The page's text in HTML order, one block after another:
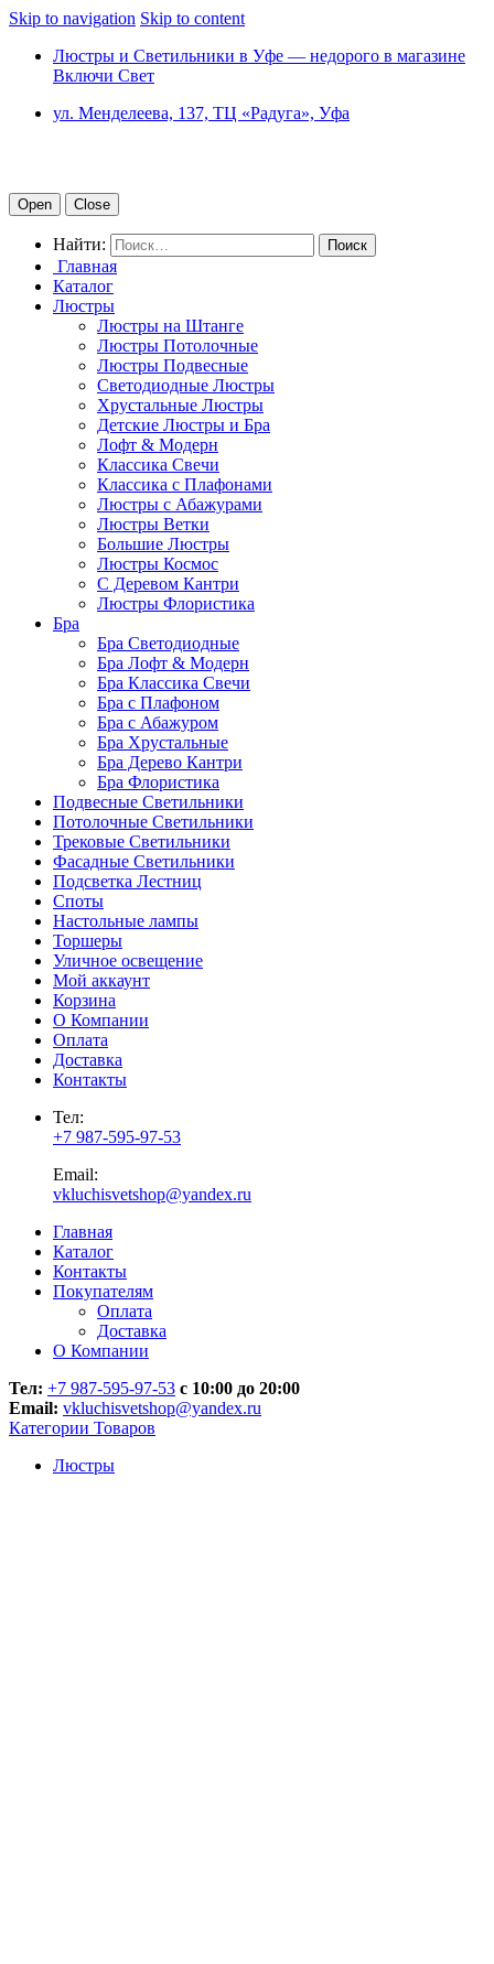
Skip to navigation Skip to content
Люстры и Светильники в Уфе — недорого в магазине
Включи Свет
ул. Менделеева, 137, ТЦ «Радуга», Уфа
Open Close
Найти:
Главная
Каталог
Люстры
Люстры на Штанге
Люстры Потолочные
Люстры Подвесные
Светодиодные Люстры
Хрустальные Люстры
Детские Люстры и Бра
Лофт & Модерн
Классика Свечи
Классика с Плафонами
Люстры с Абажурами
Люстры Ветки
Большие Люстры
Люстры Космос
С Деревом Кантри
Люстры Флористика
Бра
Бра Светодиодные
Бра Лофт & Модерн
Бра Классика Свечи
Бра с Плафоном
Бра с Абажуром
Бра Хрустальные
Бра Дерево Кантри
Бра Флористика
Подвесные Светильники
Потолочные Светильники
Трековые Светильники
Фасадные Светильники
Подсветка Лестниц
Споты
Настольные лампы
Торшеры
Уличное освещение
Мой аккаунт
Корзина
О Компании
Оплата
Доставка
Контакты
Тел:
+7 987-595-97-53
Email:
vkluchisvetshop@yandex.ru
Главная
Каталог
Контакты
Покупателям
Оплата
Доставка
О Компании
Тел: +7 987-595-97-53 с 10:00 до 20:00
Email: vkluchisvetshop@yandex.ru
Категории Товаров
Люстры